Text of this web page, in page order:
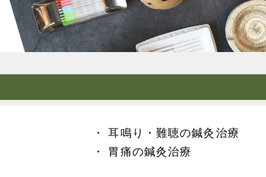
耳鳴り・難聴の鍼灸治療
胃痛の鍼灸治療